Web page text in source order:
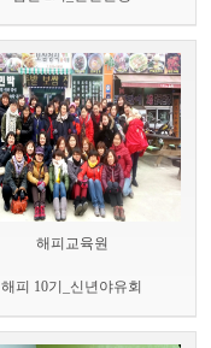
해피교육원
해피 10기_신년야유회